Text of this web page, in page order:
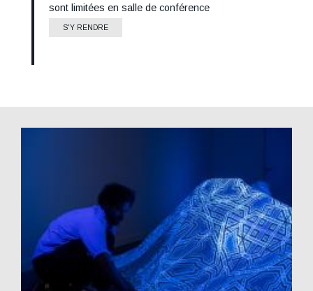
sont limitées en salle de conférence
S'Y RENDRE